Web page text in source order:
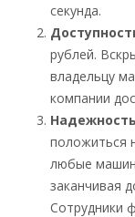
секунда.
рублей.
владельцу
компании
положиться
любые
заканчивая
Сотрудники